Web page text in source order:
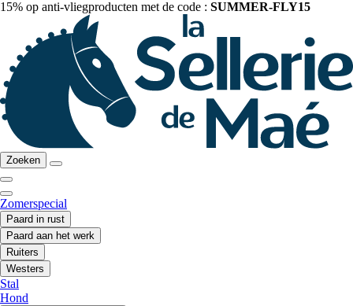
15% op anti-vliegproducten met de code : SUMMER-FLY15
Zoeken
Zomerspecial
Paard in rust
Paard aan het werk
Ruiters
Westers
Stal
Hond